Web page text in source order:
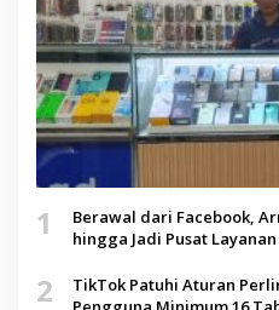
1
Berawal dari Facebook,
hingga Jadi Pusat
2
TikTok Patuhi Aturan